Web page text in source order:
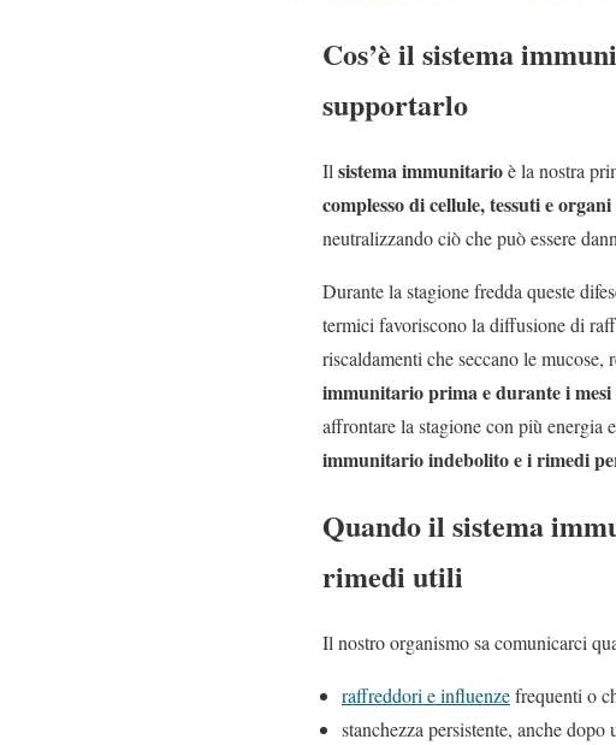
Cos’è il sistema
supportarlo
Il sistema immunitarioè la nostra
complesso di cellule, tessuti e organi
neutralizzando ciò che può essere
Durante la stagione fredda queste
termici favoriscono la diffusione di
riscaldamenti che seccano le
immunitario prima e durante i
affrontare la stagione con più energia
immunitario indebolito e i rimedi
Quando il sistema
rimedi utili
Il nostro organismo sa comunicarci
raffreddori e influenzefrequenti o
stanchezza persistente, anche dopo